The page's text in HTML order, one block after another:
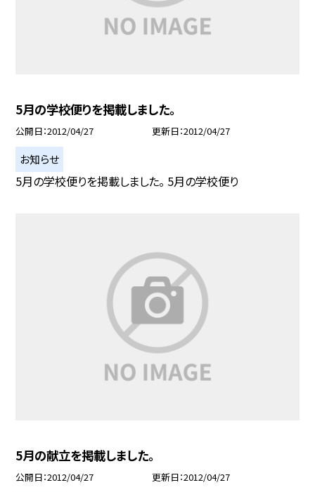
5月の学校便りを掲載しました。
公開日 2012/04/27 更新日 2012/04/27
お知らせ
5月の学校便りを掲載しました。 5月の学校便り
5月の献立を掲載しました。
公開日 2012/04/27 更新日 2012/04/27